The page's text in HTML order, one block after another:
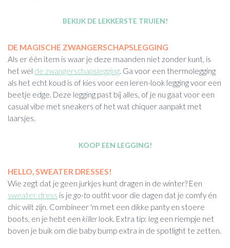
BEKIJK DE LEKKERSTE TRUIEN!
DE MAGISCHE ZWANGERSCHAPSLEGGING
Als er één item is waar je deze maanden niet zonder kunt, is
het wel de zwangerschapslegging. Ga voor een thermolegging
als het echt koud is of kies voor een leren-look legging voor een
beetje edge. Deze legging past bij alles, of je nu gaat voor een
casual vibe met sneakers of het wat chiquer aanpakt met
laarsjes.
KOOP EEN LEGGING!
HELLO, SWEATER DRESSES!
Wie zegt dat je geen jurkjes kunt dragen in de winter? Een
sweater dress is je go-to outfit voor die dagen dat je comfy én
chic wilt zijn. Combineer 'm met een dikke panty en stoere
boots, en je hebt een killerlook. Extra tip: leg een riempje net
boven je buik om die baby bump extra in de spotlight te zetten.